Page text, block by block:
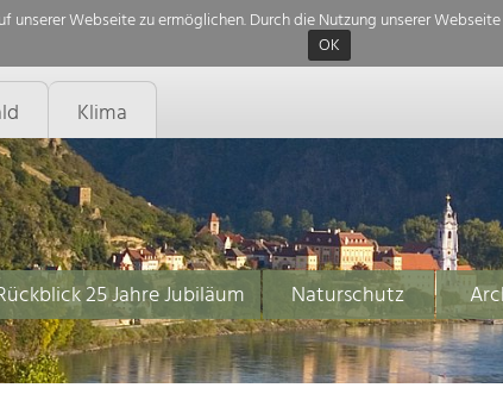
Webseite zu ermöglichen. Durch die Nutzung unserer
OK
Klima
25 Jahre Jubiläum Naturschutz